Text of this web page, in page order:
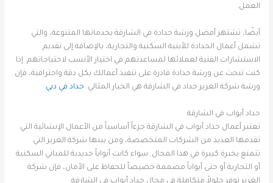
العمل.
أيضًا، تشتهر أفضل ورشة حدادة في الشارقة بخدماتها المتنوعة، والتي
تشمل أعمال الحدادة للأبنية السكنية والتجارية، بالإضافة إلى تقديم
الاستشارات الفنية لعملائها لمساعدتهم في اختيار الأنسب لاحتياجاتهم. إذا
كنت تبحث عن ورشة حدادة قادرة على تنفيذ أعمالك بكل دقة واحترافية، فإن
ورشة شركة الغرير حداد في الشارقة هي الخيار المثالي. حداد في دبي
حداد أبواب في الشارقة
تعتبر أعمال حداد أبواب في الشارقة جزءاً أساسياً من الأعمال الإنشائية التي
تقدمها العديد من الشركات المتخصصة، ومن بينها شركة الغرير التي
تتمتع بخبرة كبيرة في هذا المجال. سواء كانت أبواباً حديدية للمباني السكنية
أو التجارية أو حتى أبواباً مصممة خصيصاً للحفاظ على الأمان، فإن شركة
الغرير توفر حلولاً متكاملة في مجال حداد أبواب في الشارقة.